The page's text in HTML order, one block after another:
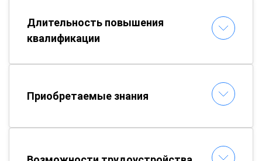
Длительность повышения
квалификации
Приобретаемые знания